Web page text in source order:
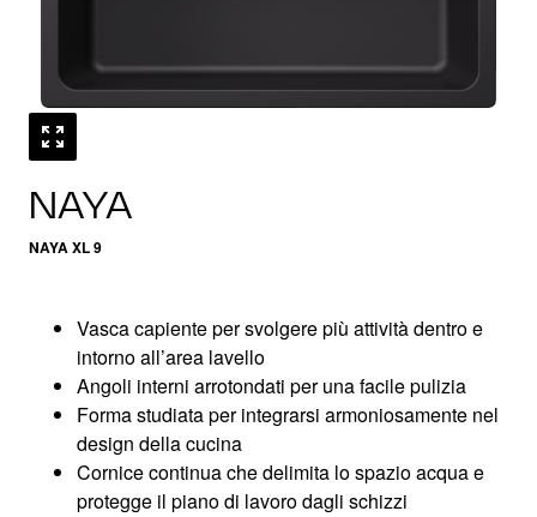
NAYA
NAYA XL 9
1 /0
Vasca capiente per svolgere più attività dentro e
intorno all’area lavello
Angoli interni arrotondati per una facile pulizia
Forma studiata per integrarsi armoniosamente nel
design della cucina
Cornice continua che delimita lo spazio acqua e
protegge il piano di lavoro dagli schizzi